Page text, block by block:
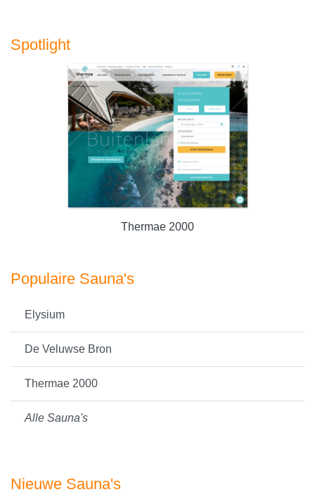
Spotlight
Thermae 2000
Populaire Sauna's
Elysium
De Veluwse Bron
Thermae 2000
Alle Sauna's
Nieuwe Sauna's